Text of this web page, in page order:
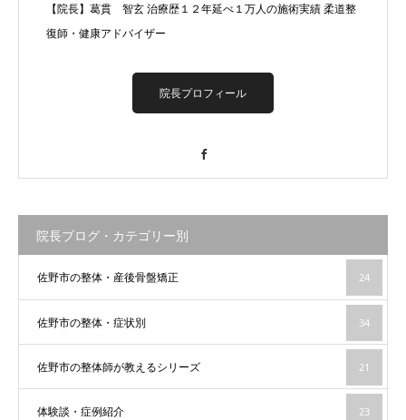
【院長】葛貫 智玄 治療歴１２年延べ１万人の施術実績 柔道整
復師・健康アドバイザー
院長プロフィール
院長ブログ・カテゴリー別
佐野市の整体・産後骨盤矯正 24
佐野市の整体・症状別 34
佐野市の整体師が教えるシリーズ 21
体験談・症例紹介 23